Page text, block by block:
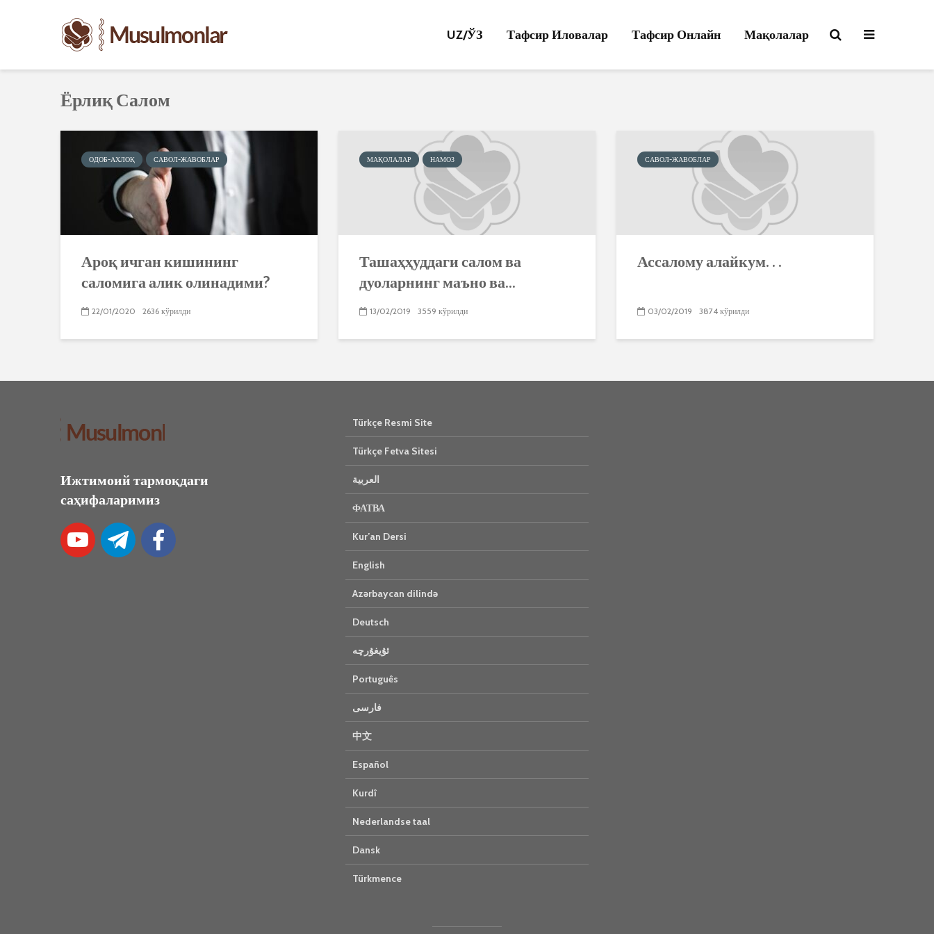
UZ/ЎЗ Тафсир Иловалар Тафсир Онлайн Мақолалар
Ёрлиқ Салом
ОДОБ-АХЛОҚ САВОЛ-ЖАВОБЛАР
Ароқ ичган кишининг
саломига алик олинадими?
22/01/2020 2636 кўрилди
МАҚОЛАЛАР НАМОЗ
Ташаҳҳуддаги салом ва
дуоларнинг маъно ва...
13/02/2019 3559 кўрилди
САВОЛ-ЖАВОБЛАР
Ассалому алайкум. . .
03/02/2019 3874 кўрилди
Ижтимоий тармоқдаги
саҳифаларимиз
Türkçe Resmi Site
Türkçe Fetva Sitesi
العربية
ФАТВА
Kur’an Dersi
English
Azərbaycan dilində
Deutsch
ئۇيغۇرچە
Português
فارسی
中文
Español
Kurdî
Nederlandse taal
Dansk
Türkmence